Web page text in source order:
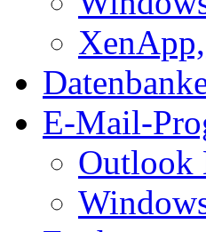
E-Mail-
Outlook